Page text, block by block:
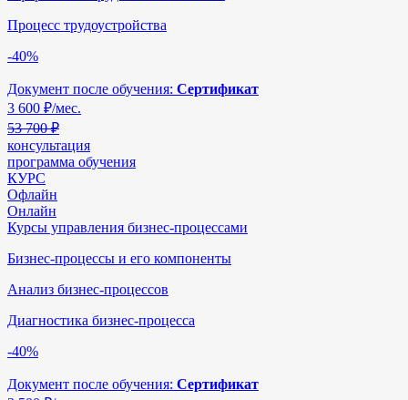
Процесс трудоустройства
-40%
Документ после обучения: Сертификат
3 600 ₽/мес.
53 700 ₽
консультация
программа обучения
КУРС
Офлайн
Онлайн
Курсы управления бизнес-процессами
Бизнес-процессы и его компоненты
Анализ бизнес-процессов
Диагностика бизнес-процесса
-40%
Документ после обучения: Сертификат